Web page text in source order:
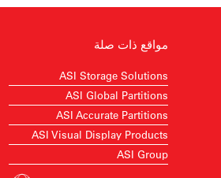
مواقع ذات صلة
ASI Storage Solutions
ASI Global Partitions
ASI Accurate Partitions
ASI Visual Display Products
ASI Group